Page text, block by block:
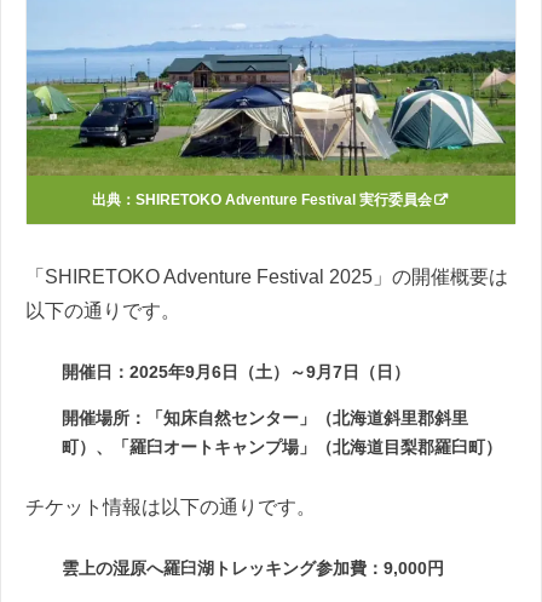
出典： SHIRETOKO Adventure Festival 実行委員会
「SHIRETOKO Adventure Festival 2025」の開催概要は
以下の通りです。
開催日：2025年9月6日（土）～9月7日（日）
開催場所：「知床自然センター」（北海道斜里郡斜里
町）、「羅臼オートキャンプ場」（北海道目梨郡羅臼町）
チケット情報は以下の通りです。
雲上の湿原へ羅臼湖トレッキング参加費：9,000円